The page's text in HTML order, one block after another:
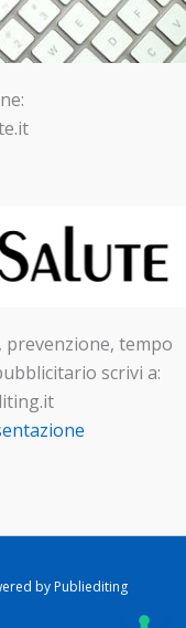
prevenzione, tempo
scrivi a:
by Publiediting